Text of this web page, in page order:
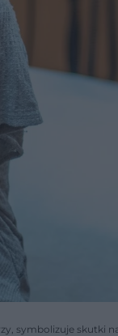
symbolizuje skutki